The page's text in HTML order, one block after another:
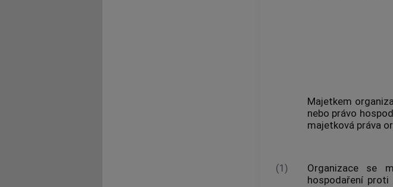
Majetkem
nebo právo
majetková práva
(1)
Organizace se
hospodaření proti